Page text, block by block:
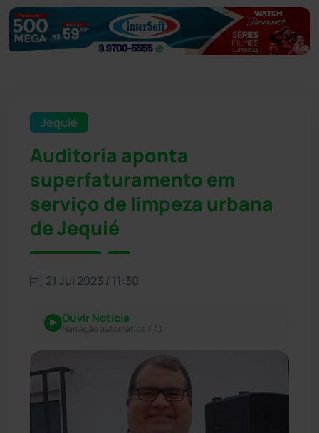
Jequié
Auditoria aponta
superfaturamento em
serviço de limpeza urbana
de Jequié
21 Jul 2023 / 11:30
Ouvir Notícia
Narração automática (IA)